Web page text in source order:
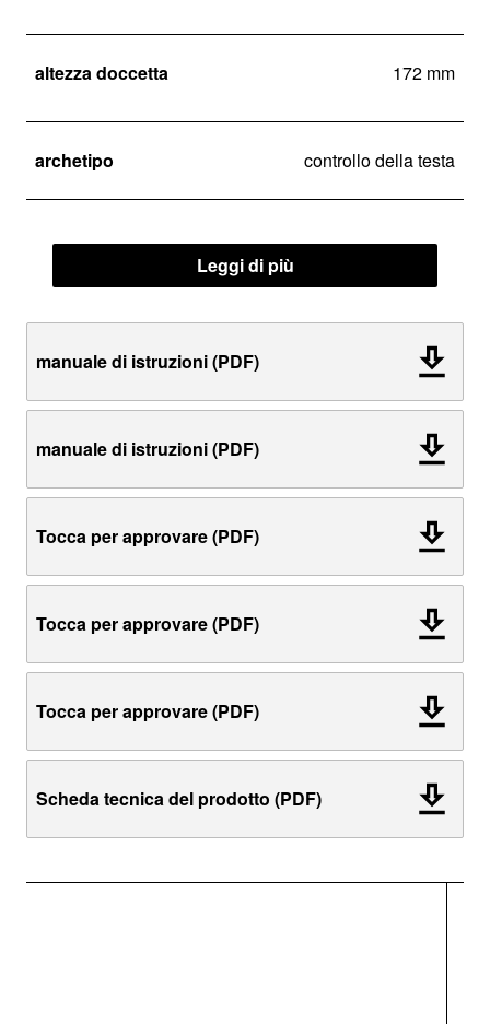
altezza doccetta 172 mm
archetipo controllo della testa
Leggi di più
manuale di istruzioni (PDF)
manuale di istruzioni (PDF)
Tocca per approvare (PDF)
Tocca per approvare (PDF)
Tocca per approvare (PDF)
Scheda tecnica del prodotto (PDF)